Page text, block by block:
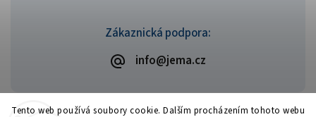
Tento web používá soubory cookie. Dalším procházením tohoto webu
Zákaznická podpora:
info@jema.cz